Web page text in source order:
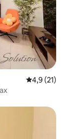
4,9 de uma
4,9 (21)